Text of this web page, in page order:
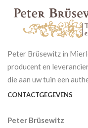
Peter Brüsewitz in
producent en
die aan uw tuin een
CONTACTGEGEVENS
Peter Brüsewitz